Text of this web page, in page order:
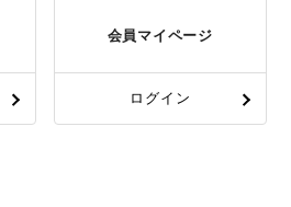
会員マイページ
ログイン